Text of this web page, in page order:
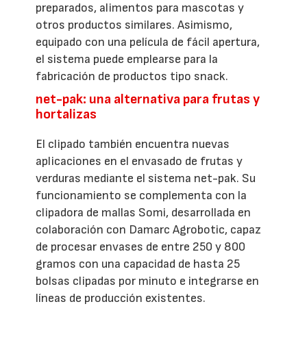
preparados, alimentos para mascotas y
otros productos similares. Asimismo,
equipado con una película de fácil apertura,
el sistema puede emplearse para la
fabricación de productos tipo snack.
net-pak: una alternativa para frutas y
hortalizas
El clipado también encuentra nuevas
aplicaciones en el envasado de frutas y
verduras mediante el sistema net-pak. Su
funcionamiento se complementa con la
clipadora de mallas Somi, desarrollada en
colaboración con Damarc Agrobotic, capaz
de procesar envases de entre 250 y 800
gramos con una capacidad de hasta 25
bolsas clipadas por minuto e integrarse en
líneas de producción existentes.